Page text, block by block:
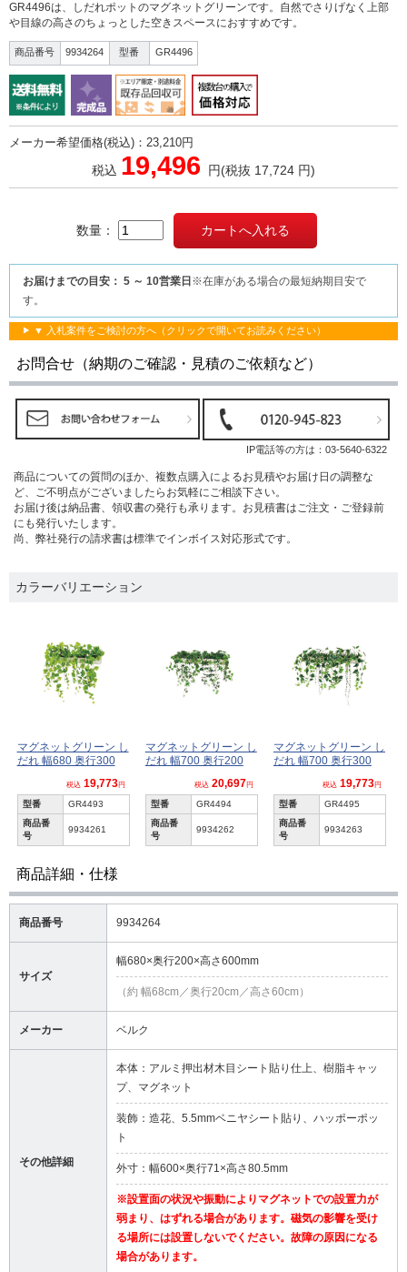
GR4496は、しだれポットのマグネットグリーンです。自然でさりげなく上部
や目線の高さのちょっとした空きスペースにおすすめです。
商品番号 9934264 型番 GR4496
メーカー希望価格(税込)：23,210円
税込 19,496 円(税抜 17,724 円)
数量：
お届けまでの目安： 5 ～ 10営業日※在庫がある場合の最短納期目安で
す。
▼ 入札案件をご検討の方へ（クリックで開いてお読みください）
お問合せ（納期のご確認・見積のご依頼など）
IP電話等の方は： 03-5640-6322
商品についての質問のほか、複数点購入によるお見積やお届け日の調整な
ど、ご不明点がございましたらお気軽にご相談下さい。
お届け後は納品書、領収書の発行も承ります。お見積書はご注文・ご登録前
にも発行いたします。
尚、弊社発行の請求書は標準でインボイス対応形式です。
カラーバリエーション
マグネットグリーン し
だれ 幅680 奥行300
税込 19,773円
型番
GR4493
商品番
号
9934261
マグネットグリーン し
だれ 幅700 奥行200
税込 20,697 円
型番
GR4494
商品番
号
9934262
マグネットグリーン し
だれ 幅700 奥行300
税込 19,773円
型番
GR4495
商品番
号
9934263
商品詳細・仕様
商品番号 9934264
サイズ
幅680×奥行200×高さ600mm
（約 幅68cm／奥行20cm／高さ60cm）
メーカー ベルク
その他詳細
本体：アルミ押出材木目シート貼り仕上、樹脂キャッ
プ、マグネット
装飾：造花、5.5mmベニヤシート貼り、ハッポーポッ
ト
外寸：幅600×奥行71×高さ80.5mm
※設置面の状況や振動によりマグネットでの設置力が
弱まり、はずれる場合があります。磁気の影響を受け
る場所には設置しないでください。故障の原因になる
場合があります。